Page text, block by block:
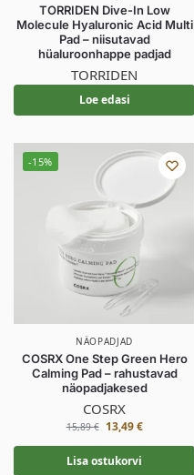
TORRIDEN Dive-In Low
Molecule Hyaluronic Acid Multi
Pad – niisutavad
hüaluroonhappe padjad
TORRIDEN
Loe edasi
-15%
NÄOPADJAD
COSRX One Step Green Hero
Calming Pad – rahustavad
näopadjakesed
COSRX
15,89€ 13,49€
Lisa ostukorvi